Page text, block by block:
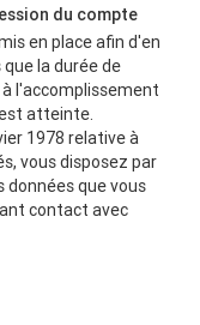
du compte
en place afin d'en
la durée de
l'accomplissement
atteinte.
1978 relative à
vous disposez par
données que vous
contact avec